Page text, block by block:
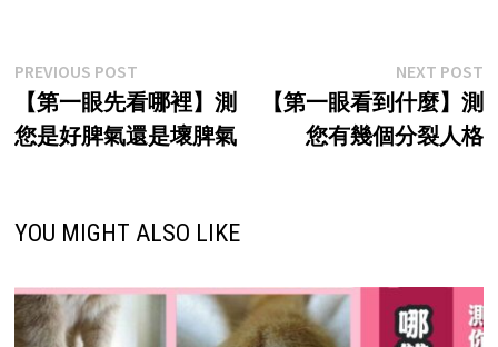
Post
navigation
PREVIOUS POSTPrevious
post:
【第一眼先看哪裡】測
您是好脾氣還是壞脾氣
NEXT POST
【第一眼看到什麼】測
您有幾個分裂人格
YOU MIGHT ALSO LIKE